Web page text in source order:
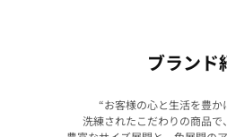
ブランド
“お客様の心と生活を豊か
洗練されたこだわりの商品で